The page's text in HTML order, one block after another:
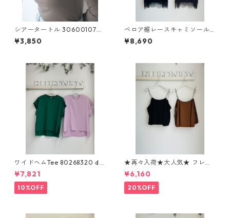
シアータートル 3060010701
le.coeur blanc
¥3,850
ベロア裾レースキャミソール 6
52 - 85646 cloche
¥8,690
ワイドヘムTee 80268320 dig
nitecollier
¥7,821
10%OFF
★再々入荷★大人気★ フレア
キャミジレ 80268395 dignit
ecollier
¥6,160
20%OFF